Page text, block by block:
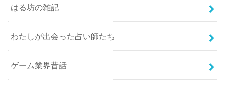
はる坊の雑記
わたしが出会った占い師たち
ゲーム業界昔話